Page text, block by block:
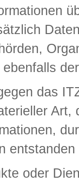
ebenfalls
das
oder